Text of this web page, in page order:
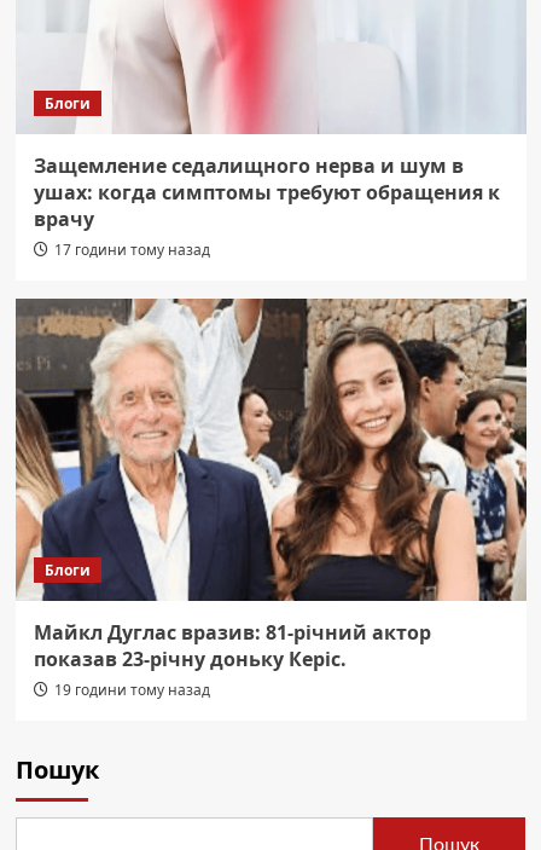
Блоги
Защемление седалищного нерва и шум в
ушах: когда симптомы требуют обращения к
врачу
17 години тому назад
Блоги
Майкл Дуглас вразив: 81-річний актор
показав 23-річну доньку Керіс.
19 години тому назад
Пошук
Пошук